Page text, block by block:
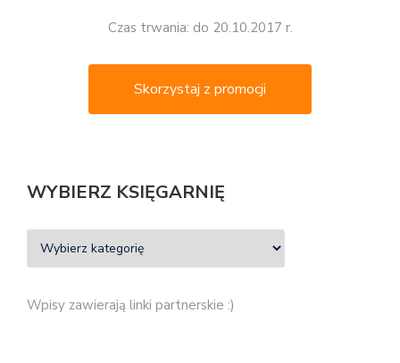
Czas trwania: do 20.10.2017 r.
Skorzystaj z promocji
WYBIERZ KSIĘGARNIĘ
Wpisy zawierają linki partnerskie :)